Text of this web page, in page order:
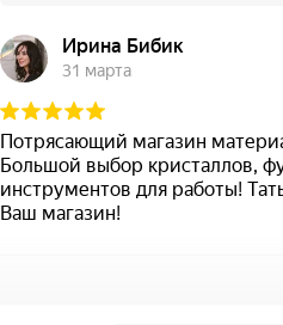
Ирина Бибик
31 марта
Потрясающий магазин
Большой выбор кристаллов,
инструментов для работы!
Ваш магазин!